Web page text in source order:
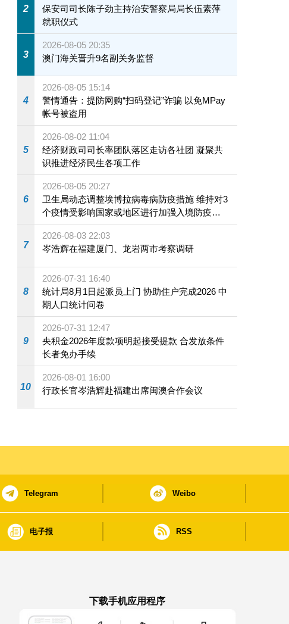
2
保安司司长陈子劲主持治安警察局局长伍素萍
就职仪式
3
2026-08-05 20:35
澳门海关晋升9名副关务监督
4
2026-08-05 15:14
警情通告：提防网购“扫码登记”诈骗 以免MPay
帐号被盗用
5
2026-08-02 11:04
经济财政司司长率团队落区走访各社团 凝聚共
识推进经济民生各项工作
6
2026-08-05 20:27
卫生局动态调整埃博拉病毒病防疫措施 维持对3
个疫情受影响国家或地区进行加强入境防疫措
施
7
2026-08-03 22:03
岑浩辉在福建厦门、龙岩两市考察调研
8
2026-07-31 16:40
统计局8月1日起派员上门 协助住户完成2026 中
期人口统计问卷
9
2026-07-31 12:47
央积金2026年度款项明起接受提款 合发放条件
长者免办手续
10
2026-08-01 16:00
行政长官岑浩辉赴福建出席闽澳合作会议
Telegram Weibo
电子报 RSS
下载手机应用程序